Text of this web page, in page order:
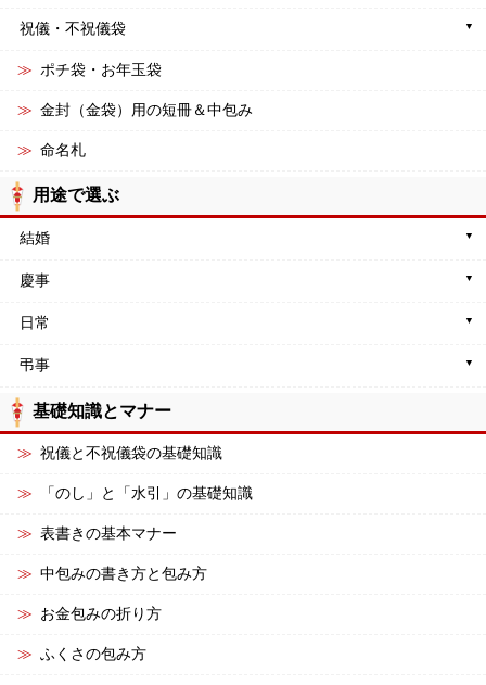
祝儀・不祝儀袋
ポチ袋・お年玉袋
金封（金袋）用の短冊＆中包み
命名札
用途で選ぶ
結婚
慶事
日常
弔事
基礎知識とマナー
祝儀と不祝儀袋の基礎知識
「のし」と「水引」の基礎知識
表書きの基本マナー
中包みの書き方と包み方
お金包みの折り方
ふくさの包み方